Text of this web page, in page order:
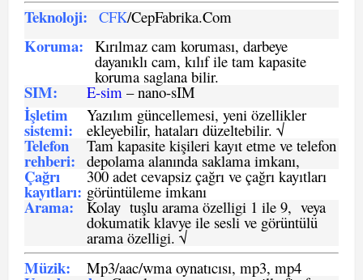
Teknoloji: CFK/CepFabrika.Com
Koruma: Kırılmaz cam koruması, darbeye
dayanıklı cam, kılıf ile tam kapasite
koruma saglana bilir.
SIM: E-sim – nano-sIM
İşletim
sistemi:
Yazılım güncellemesi, yeni özellikler
ekleyebilir, hataları düzeltebilir. √
Telefon
rehberi:
Tam kapasite kişileri kayıt etme ve telefon
depolama alanında saklama imkanı,
Çağrı
kayıtları:
300 adet cevapsiz çağrı ve çağrı kayıtları
görüntüleme imkanı
Arama: Kolay tuşlu arama özelligi 1 ile 9, veya
dokumatik klavye ile sesli ve görüntülü
arama özelligi. √
Müzik: Mp3/aac/wma oynatıcısı, mp3, mp4